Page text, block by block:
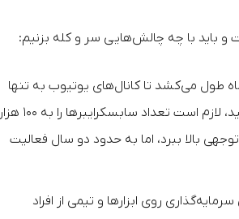
و باید با چه چالش‌هایی سر و کله بزنیم:
و ارقام نشان می‌دهند که به صورت میانگین، ۲۲ ماه طول می‌کشد تا کانال‌های یوتیوب به تنها
۱۰۰۰ سابکسرایبر برسند. اگر هم بخواهید درآمدی قابل قبول و قابل اتکا داشته باشید، لازم است تعداد
بالا ببرد، اما به حدود دو سال فعالیت
روی ابزارها و تیمی از افراد